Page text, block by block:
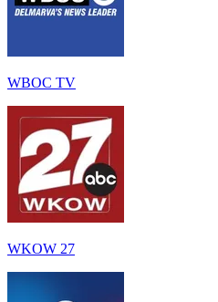
WBOC TV
WKOW 27